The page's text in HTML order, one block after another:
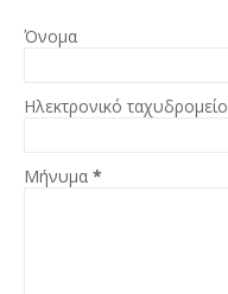
Όνομα
Ηλεκτρονικό ταχυδρομείο
Μήνυμα *